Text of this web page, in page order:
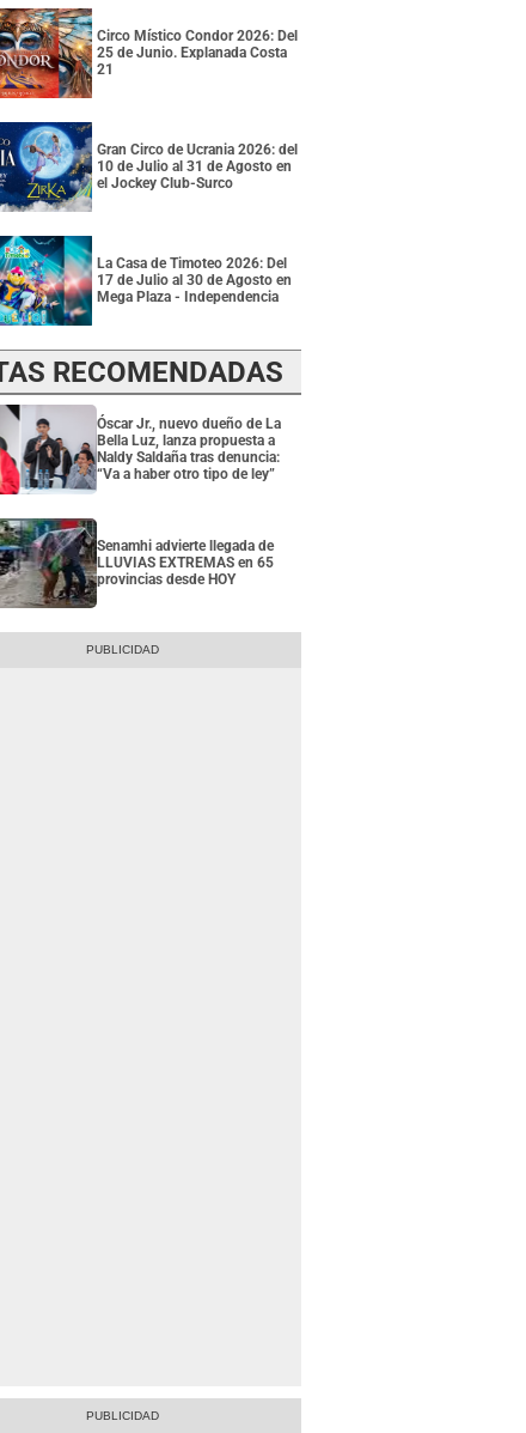
Circo Místico Condor 2026: Del
25 de Junio. Explanada Costa
21
Gran Circo de Ucrania 2026: del
10 de Julio al 31 de Agosto en
el Jockey Club-Surco
La Casa de Timoteo 2026: Del
17 de Julio al 30 de Agosto en
Mega Plaza - Independencia
RECOMENDADAS
Óscar Jr., nuevo dueño de La
Bella Luz, lanza propuesta a
Naldy Saldaña tras denuncia:
“Va a haber otro tipo de ley”
Senamhi advierte llegada de
LLUVIAS EXTREMAS en 65
provincias desde HOY